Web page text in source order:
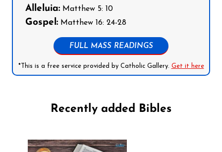
Alleluia: Matthew 5: 10
Gospel: Matthew 16: 24-28
FULL MASS READINGS
*This is a free service provided by Catholic Gallery. Get it here
Recently added Bibles